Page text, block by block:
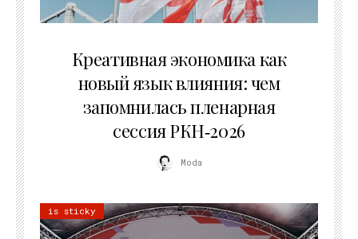
Креативная экономика как
новый язык влияния: чем
запомнилась пленарная
сессия РКН‑2026
Moda
is sticky